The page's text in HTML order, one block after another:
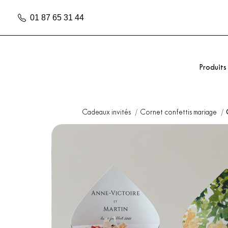
01 87 65 31 44
Produits
Cadeaux invités Cornet confettis mariage